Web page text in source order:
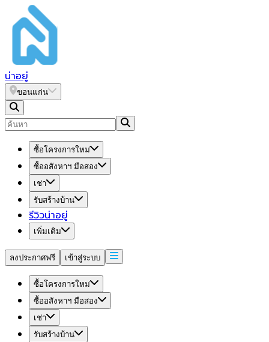
น่าอยู่
ขอนแก่น
ซื้อโครงการใหม่
ซื้ออสังหาฯ มือสอง
เช่า
รับสร้างบ้าน
รีวิวน่าอยู่
เพิ่มเติม
ลงประกาศฟรี เข้าสู่ระบบ
ซื้อโครงการใหม่
ซื้ออสังหาฯ มือสอง
เช่า
รับสร้างบ้าน